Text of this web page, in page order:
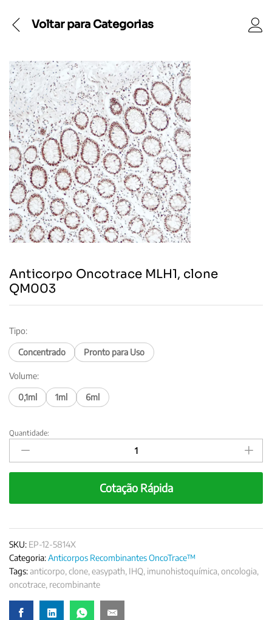
Voltar para Categorias
Anticorpo Oncotrace MLH1, clone
QM003
Tipo:
Concentrado Pronto para Uso
Volume:
0,1ml 1ml 6ml
Anticorpo
Oncotrace
MLH1,
clone
quantity
Quantidade:
Cotação Rápida
SKU: EP-12-5814X
Categoria:Anticorpos Recombinantes OncoTrace™
Tags:anticorpo, clone, easypath, IHQ, imunohistoquímica, oncologia,
oncotrace, recombinante